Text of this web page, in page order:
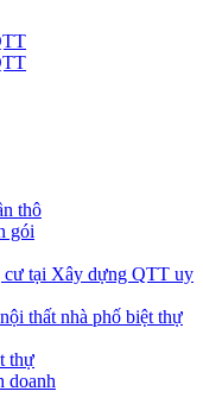
thô
gói
cư tại Xây dựng QTT uy
thất nhà phố biệt thự
thự
doanh